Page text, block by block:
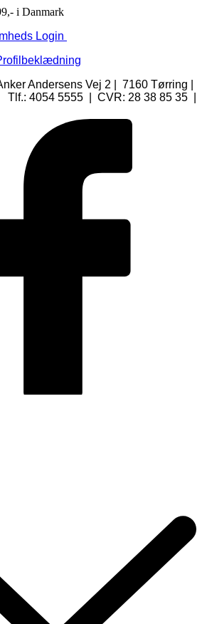
i Danmark
Login
Andersens Vej 2 | 7160 Tørring |
Tlf.: 4054 5555 | CVR: 28 38 85 35 |